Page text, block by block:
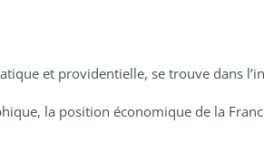
et providentielle, se trouve dans
la position économique de la